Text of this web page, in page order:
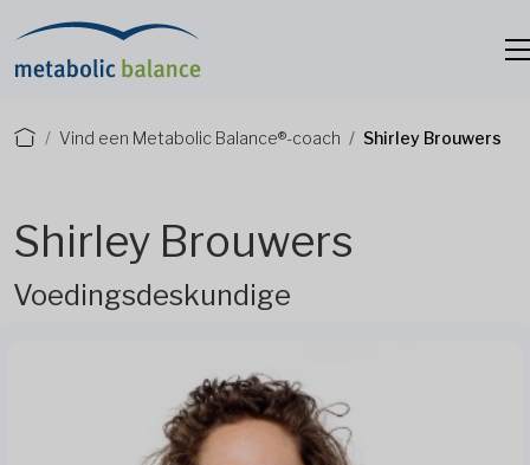
Vind een Metabolic Balance®-coach Shirley Brouwers
Shirley Brouwers
Voedingsdeskundige